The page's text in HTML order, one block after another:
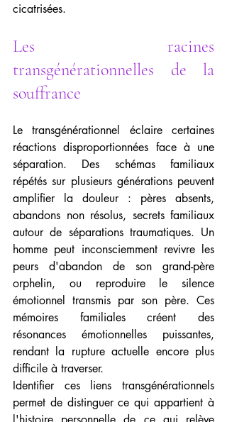
cicatrisées.
Les racines
transgénérationnelles de la
souffrance
Le transgénérationnel éclaire certaines
réactions disproportionnées face à une
séparation. Des schémas familiaux
répétés sur plusieurs générations peuvent
amplifier la douleur : pères absents,
abandons non résolus, secrets familiaux
autour de séparations traumatiques. Un
homme peut inconsciemment revivre les
peurs d'abandon de son grand-père
orphelin, ou reproduire le silence
émotionnel transmis par son père. Ces
mémoires familiales créent des
résonances émotionnelles puissantes,
rendant la rupture actuelle encore plus
difficile à traverser.
Identifier ces liens transgénérationnels
permet de distinguer ce qui appartient à